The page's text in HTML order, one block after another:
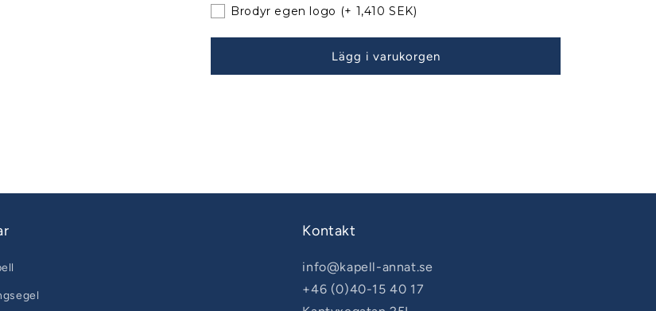
Brodyr egen logo (+ 1,410 SEK)
Lägg i varukorgen
Kontakt
info@kapell-annat.se
+46 (0)40-15 40 17